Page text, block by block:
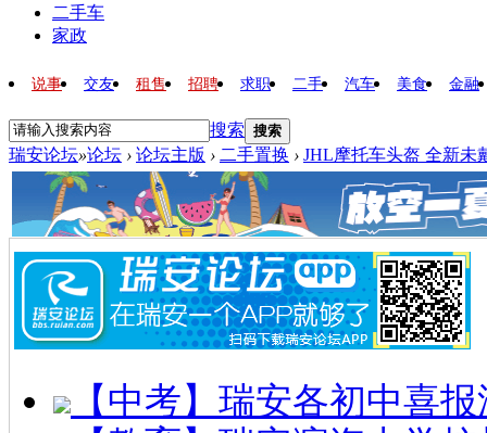
二手车
家政
说事 交友 租售 招聘 求职 二手 汽车 美食 金融
搜索 搜索
瑞安论坛»论坛 › 论坛主版 › 二手置换 › JHL摩托车头盔 全新未
【中考】瑞安各初中喜